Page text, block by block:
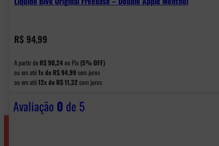
R$ 94,99
A partir de R$90,24 no Pix (5% OFF)
ou em até1x de R$94,99 sem juros
ou em até12x de R$11,32 com juros
Avaliação 0 de 5